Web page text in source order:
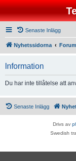
Senaste Inlägg
Nyhetssidorna
Information
Du har inte tillåtelse att
Senaste Inlägg
Drivs av
Swedish